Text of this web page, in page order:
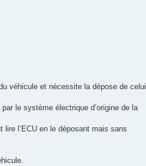
véhicule et nécessite la dépose de celui
le système électrique d’origine de la
l’ECU en le déposant mais sans